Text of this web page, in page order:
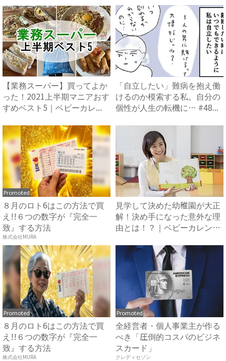
【業務スーパー】買ってよか
った！2021上半期マニアおす
すめベスト5｜ベビーカレ...
「自立したい」難病を抱え働
けるのか模索する私。自分の
個性が人生の転機に… #48...
Promoted
８月のロト6はこの方法で買
え!!６つの数字が『完全一
致』する方法
株式会社MURA
見学して決めた幼稚園が大正
解！決め手になった意外な理
由とは！？｜ベビーカレンダ
Promoted
８月のロト6はこの方法で買
え!!６つの数字が『完全一
致』する方法
株式会社MURA
Promoted
全経営者・個人事業主が作る
べき「圧倒的コスパのビジネ
スカード」
クレディセゾン